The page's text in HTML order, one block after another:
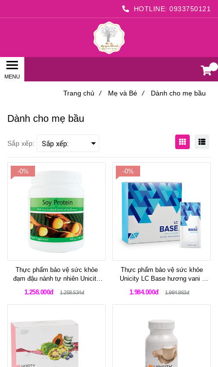
HOTLINE: 0933750121
Trang chủ / Mẹ và Bé / Dành cho mẹ bầu
Dành cho mẹ bầu
Sắp xếp:
-0%
Thực phẩm bảo vệ sức khỏe
đạm đậu nành tự nhiên Unicity
protein cho cơ thể
1.258.000đ 1.258.534đ
-0%
Thực phẩm bảo vệ sức khỏe
Unicity LC Base hương vani -
những người muốn kiểm soát
cân nặng.
1.984.000đ 1.984.863đ